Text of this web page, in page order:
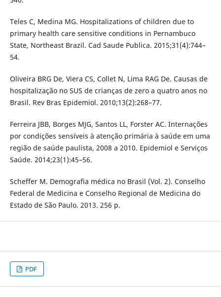
Teles C, Medina MG. Hospitalizations of children due to
primary health care sensitive conditions in Pernambuco
State, Northeast Brazil. Cad Saude Publica. 2015;31(4):744–
54.
Oliveira BRG De, Viera CS, Collet N, Lima RAG De. Causas de
hospitalização no SUS de crianças de zero a quatro anos no
Brasil. Rev Bras Epidemiol. 2010;13(2):268–77.
Ferreira JBB, Borges MJG, Santos LL, Forster AC. Internações
por condições sensíveis à atenção primária à saúde em uma
região de saúde paulista, 2008 a 2010. Epidemiol e Serviços
Saúde. 2014;23(1):45–56.
Scheffer M. Demografia médica no Brasil (Vol. 2). Conselho
Federal de Medicina e Conselho Regional de Medicina do
Estado de São Paulo. 2013. 256 p.
PDF